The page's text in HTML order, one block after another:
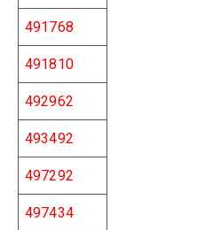
491768
491810
492962
493492
497292
497434